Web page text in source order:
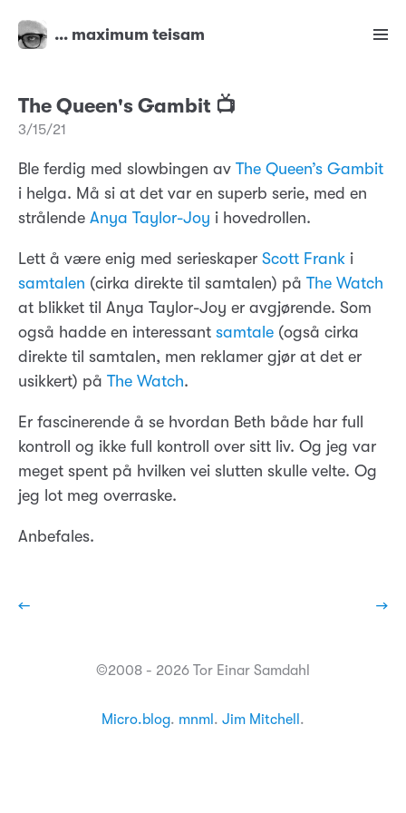
… maximum teisam
The Queen's Gambit 📺
3/15/21
Ble ferdig med slowbingen av The Queen’s Gambit
i helga. Må si at det var en superb serie, med en
strålende Anya Taylor-Joy i hovedrollen.
Lett å være enig med serieskaper Scott Frank i
samtalen (cirka direkte til samtalen) på The Watch
at blikket til Anya Taylor-Joy er avgjørende. Som
også hadde en interessant samtale (også cirka
direkte til samtalen, men reklamer gjør at det er
usikkert) på The Watch.
Er fascinerende å se hvordan Beth både har full
kontroll og ikke full kontroll over sitt liv. Og jeg var
meget spent på hvilken vei slutten skulle velte. Og
jeg lot meg overraske.
Anbefales.
← →
©2008 - 2026 Tor Einar Samdahl
Micro.blog. mnml . Jim Mitchell .